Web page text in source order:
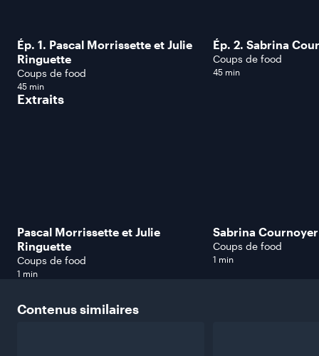
Ép. 1. Pascal Morrissette et Julie
Ringuette
Coups de food
45 min
Ép. 2. Sabrina
Coups de food
45 min
Extraits
Pascal Morrissette et Julie
Ringuette
Coups de food
1 min
Sabrina Cournoyer
Coups de food
1 min
Contenussimilaires